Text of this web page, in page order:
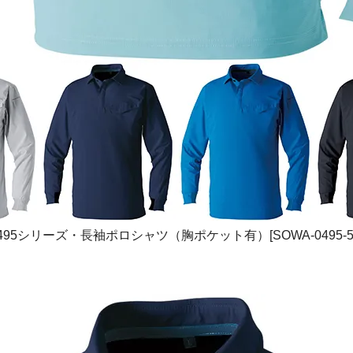
シリーズ・長袖ポロシャツ（胸ポケット有）[SOWA-0495-